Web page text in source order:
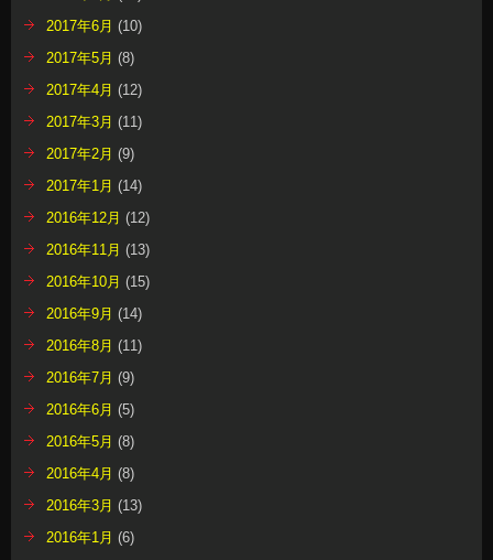
2017年6月 (10)
2017年5月 (8)
2017年4月 (12)
2017年3月 (11)
2017年2月 (9)
2017年1月 (14)
2016年12月 (12)
2016年11月 (13)
2016年10月 (15)
2016年9月 (14)
2016年8月 (11)
2016年7月 (9)
2016年6月 (5)
2016年5月 (8)
2016年4月 (8)
2016年3月 (13)
2016年1月 (6)